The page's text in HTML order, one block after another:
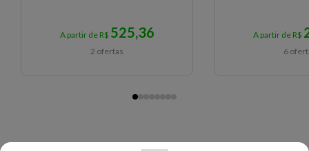
A partir de R$ 525,36
2 ofertas
A partir de R$
6